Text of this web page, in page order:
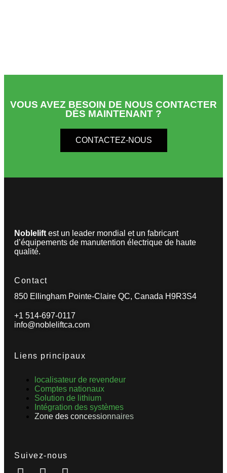
VOUS AVEZ BESOIN DE NOUS CONTACTER
DÈS MAINTENANT ?
CONTACTEZ-NOUS
Noblelift est un leader mondial et un fabricant
d’équipements de manutention électrique de haute
qualité.
Contact
850 Ellingham Pointe-Claire QC, Canada H9R3S4
+1 514-697-0117
info@nobleliftca.com
Liens principaux
localisateur de revendeur
Comptes nationaux
Solution de lithium
Intégration des systèmes
Zone des concessionnaires
Suivez-nous